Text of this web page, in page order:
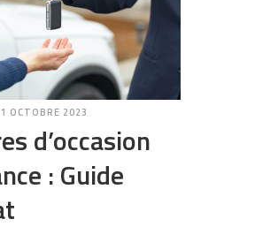
OCTOBRE 2023
d’occasion
: Guide